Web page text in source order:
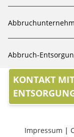
Abbruch-
KONTAKT
Impressum |